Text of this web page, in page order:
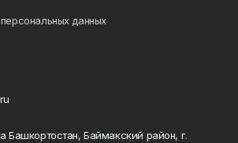
данных
Башкортостан, Баймакский район, г.